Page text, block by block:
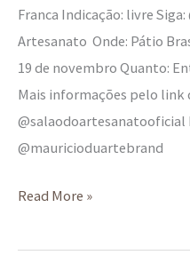
Franca Indicação: livre
Artesanato Onde: Pátio
19 de novembro Quanto:
Mais informações pelo link
@salaodoartesanatooficial
@mauricioduartebrand
Read More »